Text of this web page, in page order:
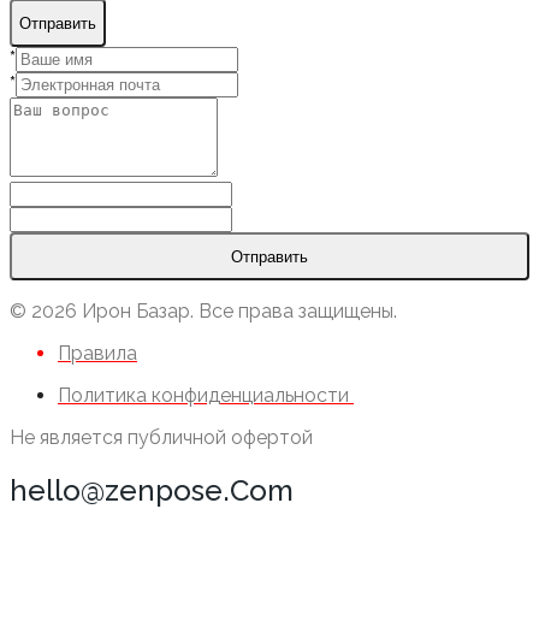
Отправить
*
*
Отправить
© 2026 Ирон Базар. Все права защищены.
Правила
Политика конфиденциальности
Не является публичной офертой
hello@zenpose.Com